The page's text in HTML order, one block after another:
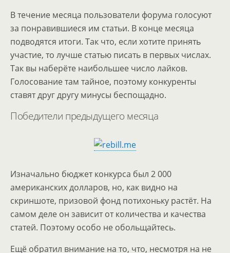
В течение месяца пользователи форума голосуют
за понравившиеся им статьи. В конце месяца
подводятся итоги. Так что, если хотите принять
участие, то лучше статью писать в первых числах.
Так вы наберёте наибольшее число лайков.
Голосование там тайное, поэтому конкуренты
ставят друг другу минусы беспощадно.
Победители предыдущего месяца
Изначально бюджет конкурса был 2 000
американских долларов, но, как видно на
скриншоте, призовой фонд потихоньку растёт. На
самом деле он зависит от количества и качества
статей. Поэтому особо не обольщайтесь.
Ещё обратил внимание на то, что, несмотря на не